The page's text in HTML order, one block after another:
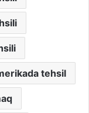
tehsil